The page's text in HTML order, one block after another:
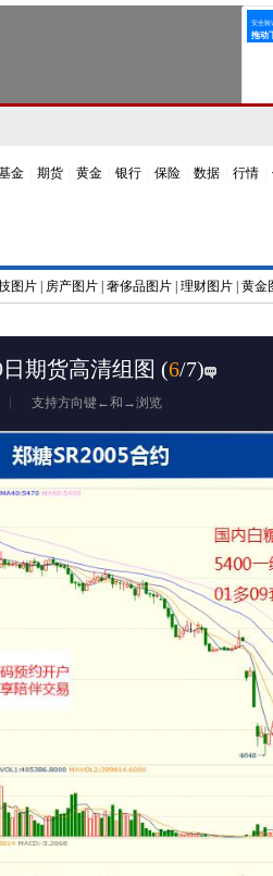
金 期货 黄金 银行 保险 数据 行情
图片 房产图片 奢侈品图片 理财图片 黄金
期货高清组图 (6/7)
支持方向键←和→浏览